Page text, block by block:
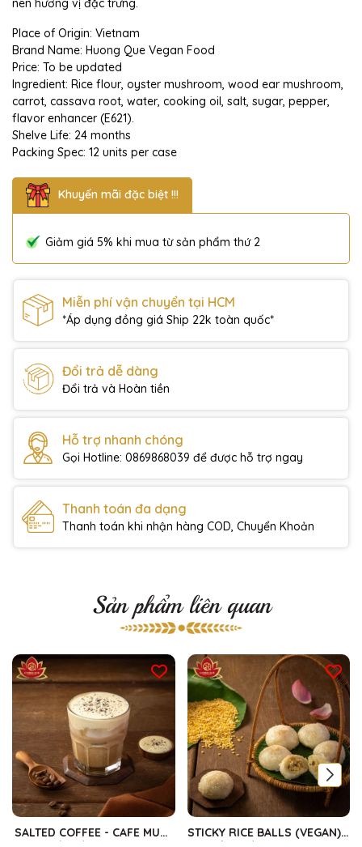
nên hương vị đặc trưng.
Place of Origin: Vietnam
Brand Name: Huong Que Vegan Food
Price: To be updated
Ingredient: Rice flour, oyster mushroom, wood ear mushroom,
carrot, cassava root, water, cooking oil, salt, sugar, pepper,
flavor enhancer (E621).
Shelve Life: 24 months
Packing Spec: 12 units per case
Khuyến mãi đặc biệt !!!
Giảm giá 5% khi mua từ sản phẩm thứ 2
Miễn phí vận chuyển tại HCM
*Áp dụng đồng giá Ship 22k toàn quốc*
Đổi trả dễ dàng
Đổi trả và Hoàn tiền
Hỗ trợ nhanh chóng
Gọi Hotline: 0869868039 để được hỗ trợ ngay
Thanh toán đa dạng
Thanh toán khi nhận hàng COD, Chuyển Khoản
Sản phẩm liên quan
SALTED COFFEE - CAFE MUỐI
STICKY RICE BALLS (VEGAN) -